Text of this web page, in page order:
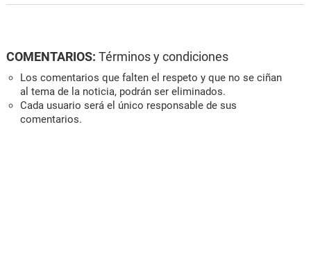
COMENTARIOS: Términos y condiciones
Los comentarios que falten el respeto y que no se ciñan
al tema de la noticia, podrán ser eliminados.
Cada usuario será el único responsable de sus
comentarios.